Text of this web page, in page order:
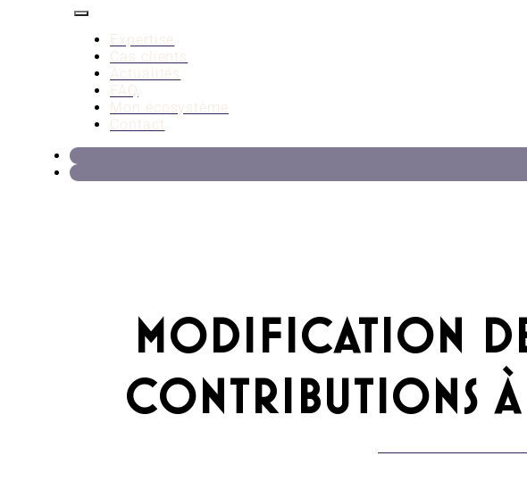
Expertise
Cas clients
Actualités
FAQ
Mon écosystème
Contact
MODIFICATION
CONTRIBUTIONS